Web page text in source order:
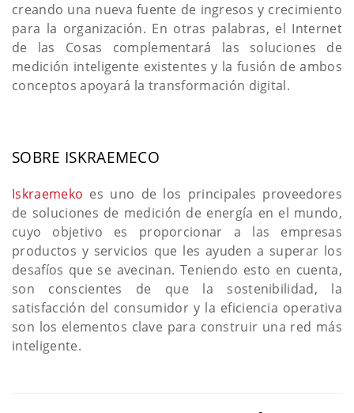
creando una nueva fuente de ingresos y crecimiento
para la organización. En otras palabras, el Internet
de las Cosas complementará las soluciones de
medición inteligente existentes y la fusión de ambos
conceptos apoyará la transformación digital.
SOBRE ISKRAEMECO
Iskraemeko es uno de los principales proveedores
de soluciones de medición de energía en el mundo,
cuyo objetivo es proporcionar a las empresas
productos y servicios que les ayuden a superar los
desafíos que se avecinan. Teniendo esto en cuenta,
son conscientes de que la sostenibilidad, la
satisfacción del consumidor y la eficiencia operativa
son los elementos clave para construir una red más
inteligente.